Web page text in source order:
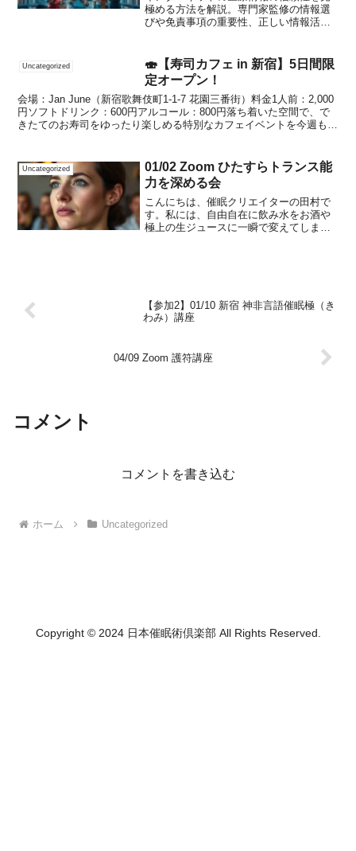
極める方法を解説。専門家監修の情報選
びや免責事項の重要性、正しい情報活用
Uncategorized
🍣【寿司カフェ in 新宿】5日間限
定オープン！
会場：Jan June（新宿歌舞伎町1-1-7 花園三番街）料金1人前：2,000
円ソフトドリンク：600円アルコール：800円落ち着いた空間で、で
きたてのお寿司をゆったり楽しめる特別なカフェイベントを今週も開
Uncategorized
01/02 Zoom ひたすらトランス能
力を深める会
こんにちは、催眠クリエイターの田村で
す。私には、自由自在に飲み水をお酒や
極上の生ジュースに一瞬で変えてしま
【参加2】01/10 新宿 神非言語催眠極（き
わみ）講座
04/09 Zoom 護符講座
コメント
コメントを書き込む
ホーム Uncategorized
Copyright © 2024 日本催眠術倶楽部 All Rights Reserved.